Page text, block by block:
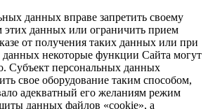
данных вправе запретить своему
данных или ограничить прием
от получения таких данных или при
некоторые функции Сайта могут
Субъект персональных данных
свое оборудование таким способом,
адекватный его желаниям режим
данных файлов «cookie», а